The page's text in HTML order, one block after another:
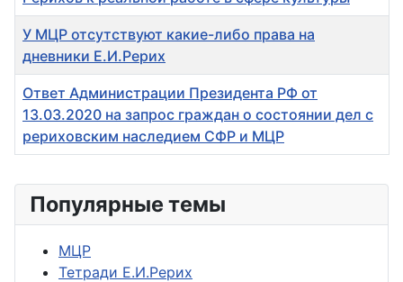
У МЦР отсутствуют какие-либо права на
дневники Е.И.Рерих
Ответ Администрации Президента РФ от
13.03.2020 на запрос граждан о состоянии дел с
рериховским наследием СФР и МЦР
Популярные темы
МЦР
Тетради Е.И.Рерих